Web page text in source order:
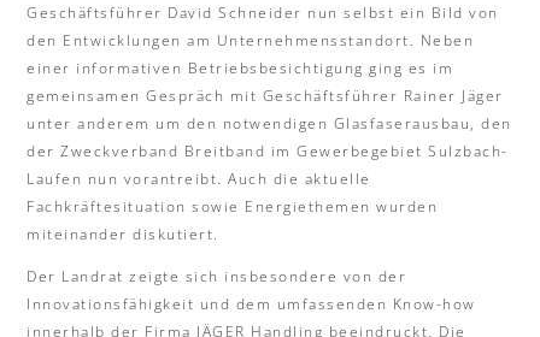
Geschäftsführer David Schneider nun selbst ein Bild von
den Entwicklungen am Unternehmensstandort. Neben
einer informativen Betriebsbesichtigung ging es im
gemeinsamen Gespräch mit Geschäftsführer Rainer Jäger
unter anderem um den notwendigen Glasfaserausbau, den
der Zweckverband Breitband im Gewerbegebiet Sulzbach-
Laufen nun vorantreibt. Auch die aktuelle
Fachkräftesituation sowie Energiethemen wurden
miteinander diskutiert.
Der Landrat zeigte sich insbesondere von der
Innovationsfähigkeit und dem umfassenden Know-how
innerhalb der Firma JÄGER Handling beeindruckt. Die